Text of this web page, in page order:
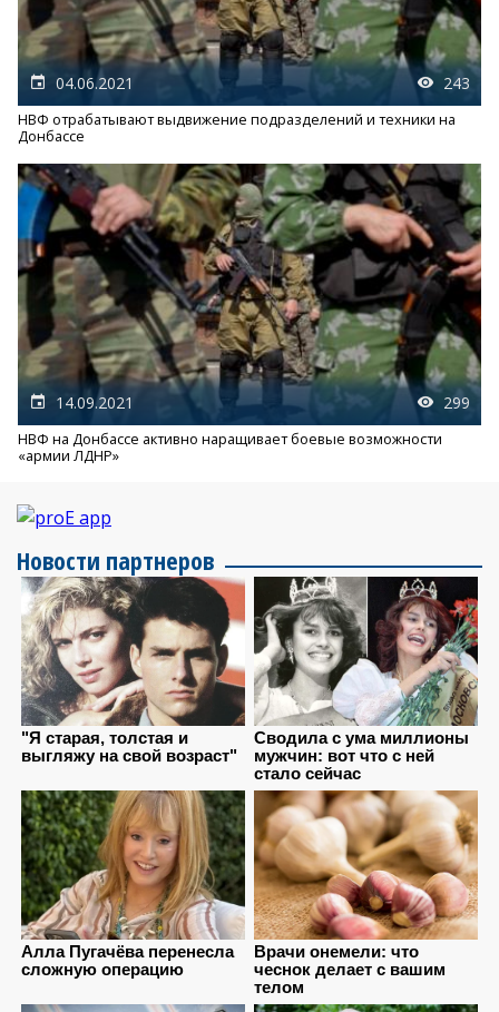
04.06.2021 243
НВФ отрабатывают выдвижение подразделений и техники на
Донбассе
14.09.2021 299
НВФ на Донбассе активно наращивает боевые возможности
«армии ЛДНР»
Новости партнеров